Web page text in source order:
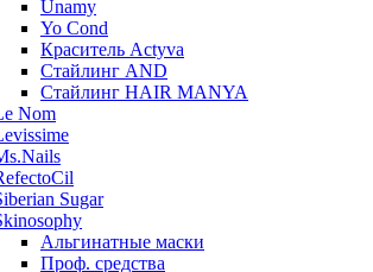
Unamy
Yo Cond
Краситель Actyva
Стайлинг AND
Стайлинг HAIR MANYA
Nom
Sugar
Альгинатные маски
Проф. средства